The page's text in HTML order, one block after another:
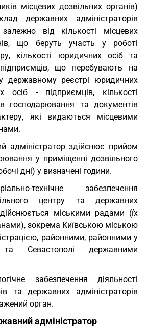
місцевих дозвільних органів)
державних адміністраторів
від кількості місцевих
що беруть участь у роботі
кількості юридичних осіб та
що перебувають на
державному реєстрі юридичних
осіб - підприємців, кількості
господарювання та документів
які видаються місцевими
адміністратор здійснює прийом
у приміщенні дозвільного
дні) у визначені години.
технічне забезпечення
центру та державних
міськими радами (їх
зокрема Київською міською
районними, районними у
Севастополі державними
забезпечення діяльності
та державних адміністраторів
орган.
адміністратор